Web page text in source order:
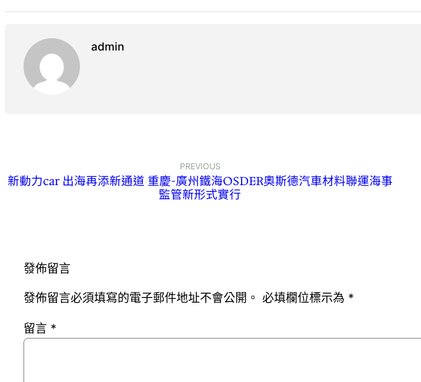
admin
PREVIOUS
新動力car 出海再添新通道 重慶-廣州鐵海OSDER奧斯德汽車材料聯運海事
監管新形式實行
發佈留言
發佈留言必須填寫的電子郵件地址不會公開。 必填欄位標示為 *
留言 *